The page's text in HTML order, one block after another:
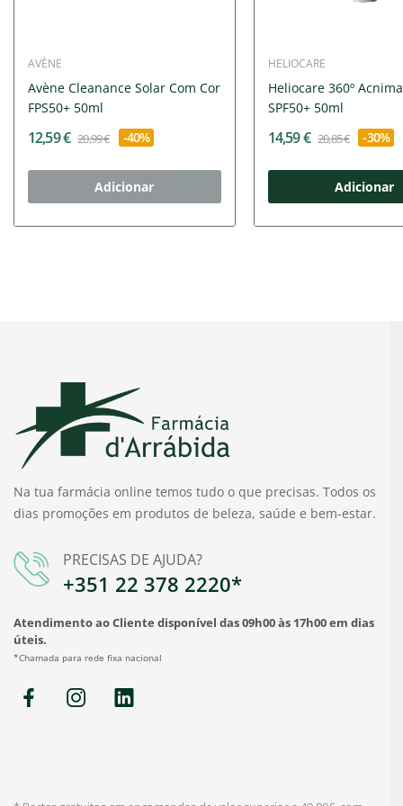
AVÈNE
Avène Cleanance Solar Com Cor
FPS50+ 50ml
12,59 € 20,99 € -40%
Adicionar
HELIOCARE
Heliocare 360º
SPF50+ 50ml
14,59 € 20,85 € -30%
Adicionar
Na tua farmácia online temos tudo o que precisas. Todos os
dias promoções em produtos de beleza, saúde e bem-estar.
PRECISAS DE AJUDA?
+351 22 378 2220*
Atendimento ao Cliente disponível das 09h00 às 17h00 em dias
úteis.
*Chamada para rede fixa nacional